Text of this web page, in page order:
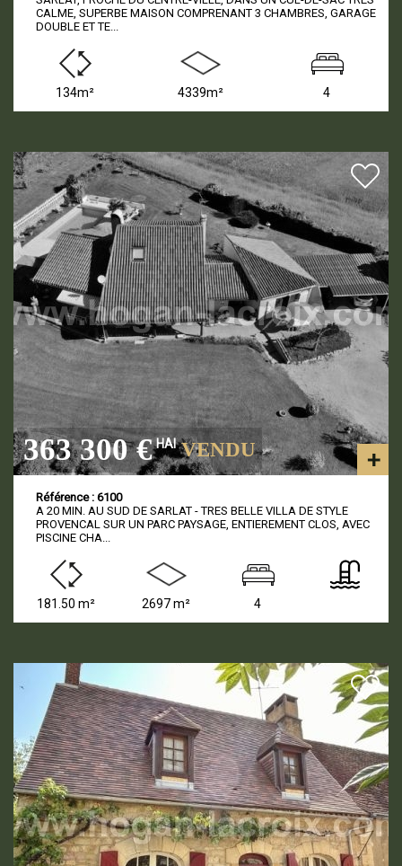
CALME, SUPERBE MAISON COMPRENANT 3 CHAMBRES, GARAGE
DOUBLE ET TE...
134m² 4339m² 4
363 300 € HAI VENDU
Référence : 6100
A 20 MIN. AU SUD DE SARLAT - TRES BELLE VILLA DE STYLE
PROVENCAL SUR UN PARC PAYSAGE, ENTIEREMENT CLOS, AVEC
PISCINE CHA...
181.50 m² 2697 m² 4